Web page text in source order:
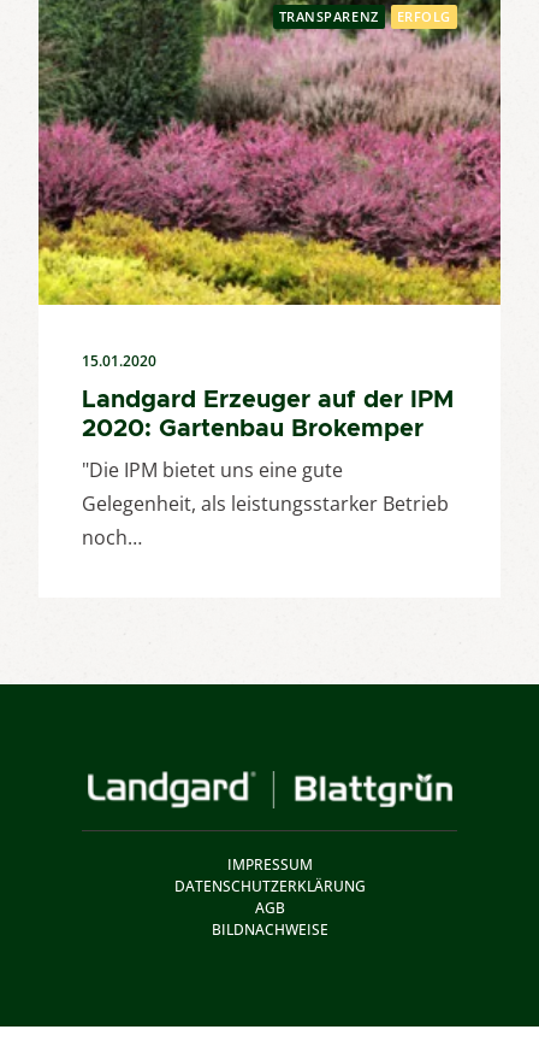
TRANSPARENZ ERFOLG
15.01.2020
Landgard Erzeuger auf der IPM
2020: Gartenbau Brokemper
"Die IPM bietet uns eine gute
Gelegenheit, als leistungsstarker Betrieb
noch…
IMPRESSUM
DATENSCHUTZERKLÄRUNG
AGB
BILDNACHWEISE